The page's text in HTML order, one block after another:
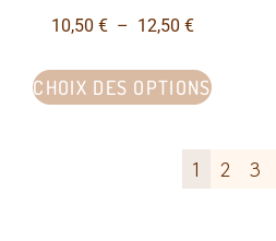
10,50 € – 12,50 €
CHOIX DES OPTIONS
1 2 3